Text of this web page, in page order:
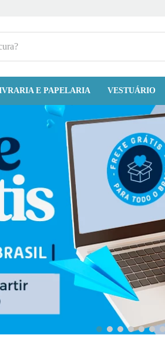
E PAPELARIA VESTUÁRIO